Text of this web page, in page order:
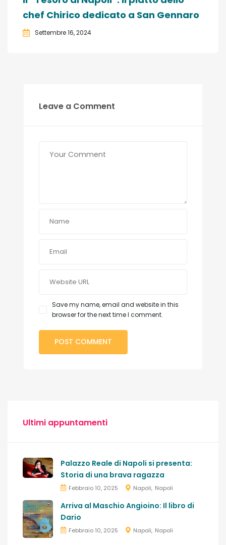
chef Chirico dedicato a San Gennaro
Settembre 16, 2024
Leave a Comment
Save my name, email and website in this
browser for the next time I comment.
Ultimi appuntamenti
Palazzo Reale di Napoli si presenta:
Storia di una brava ragazza
Febbraio 10, 2025 Napoli Napoli
Arriva al Maschio Angioino: Il libro di
Dario
Febbraio 10, 2025 Napoli Napoli